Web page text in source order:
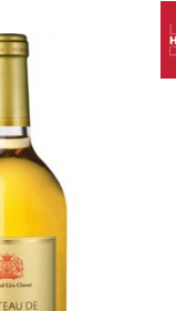
Saint-Estèphe
GRAVES &
Graves
Pessac-
SAINT